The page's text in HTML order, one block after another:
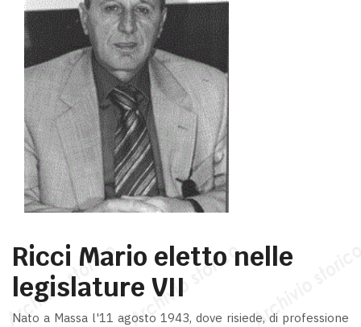
Ricci Mario eletto nelle
legislature VII
Nato a Massa l'11 agosto 1943, dove risiede, di professione